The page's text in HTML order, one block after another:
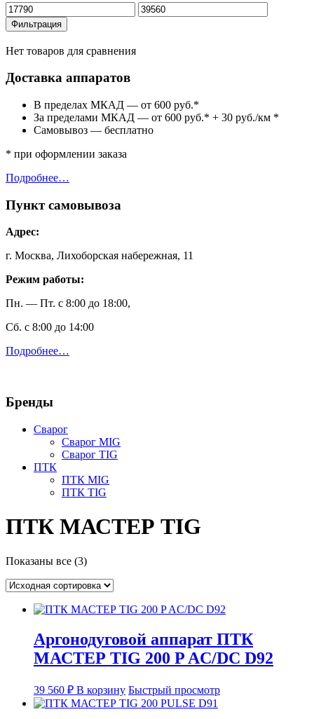
Минимальная
цена
Максимальная
цена
Фильтрация
Нет товаров для сравнения
Доставка аппаратов
В пределах МКАД — от 600 руб.*
За пределами МКАД — от 600 руб.* + 30 руб./км *
Самовывоз — бесплатно
* при оформлении заказа
Подробнее…
Пункт самовывоза
Адрес:
г. Москва, Лихоборская набережная, 11
Режим работы:
Пн. — Пт. с 8:00 до 18:00,
Сб. с 8:00 до 14:00
Подробнее…
Бренды
Сварог
Сварог MIG
Сварог TIG
ПТК
ПТК MIG
ПТК TIG
ПТК МАСТЕР TIG
Показаны все (3)
Аргонодуговой аппарат ПТК
МАСТЕР TIG 200 P AC/DC D92
39 560 ₽ В корзину Быстрый просмотр